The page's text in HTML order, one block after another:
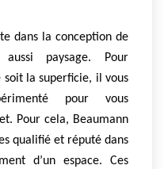
dans la conception de
aussi paysage. Pour
soit la superficie, il vous
pour vous
Pour cela, Beaumann
qualifié et réputé dans
d’un espace. Ces